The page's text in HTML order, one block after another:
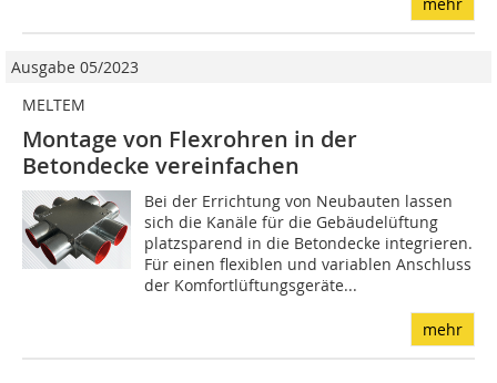
mehr
Ausgabe 05/2023
MELTEM
Montage von Flexrohren in der
Betondecke vereinfachen
Bei der Errichtung von Neubauten lassen
sich die Kanäle für die Gebäudelüftung
platzsparend in die Betondecke integrieren.
Für einen flexiblen und variablen Anschluss
der Komfortlüftungsgeräte...
mehr